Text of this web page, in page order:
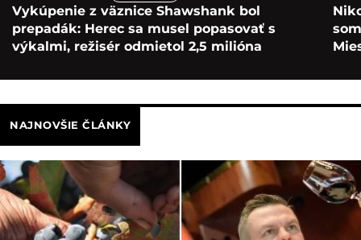
Vykúpenie z väznice Shawshank bol
prepadák: Herec sa musel popasovať s
výkalmi, režisér odmietol 2,5 milióna
NAJNOVŠIE ČLÁNKY